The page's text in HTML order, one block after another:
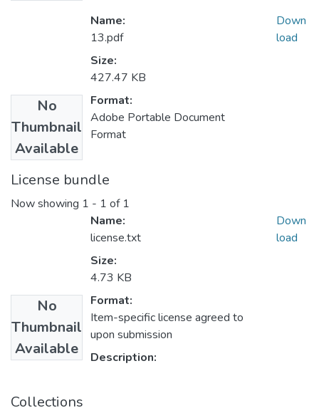
No
Thumbnail
Available
Name:
13.pdf
Size:
427.47 KB
Format:
Adobe Portable Document
Format
Down
load
License bundle
Now showing 1 - 1 of 1
No
Thumbnail
Available
Name:
license.txt
Size:
4.73 KB
Format:
Item-specific license agreed to
upon submission
Description:
Down
load
Collections